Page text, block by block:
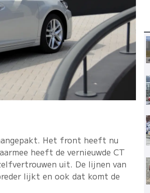
Het front heeft nu
heeft de vernieuwde CT
uit. De lijnen van
lijkt en ook dat komt de